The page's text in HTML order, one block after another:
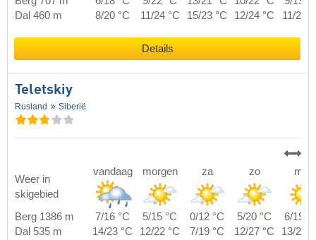
Dal 460 m
8/20 °C 11/24 °C 15/23 °C 12/24 °C 11/21
Details
Teletskiy
Rusland Siberië
Weer in
skigebied
vandaag morgen za zo ma
Berg 1386 m 7/16 °C 5/15 °C 0/12 °C 5/20 °C
6/19
Dal 535 m
14/23 °C 12/22 °C 7/19 °C 12/27 °C 13/26